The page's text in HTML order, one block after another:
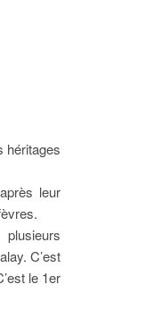
héritages
leur
C’est
le 1er